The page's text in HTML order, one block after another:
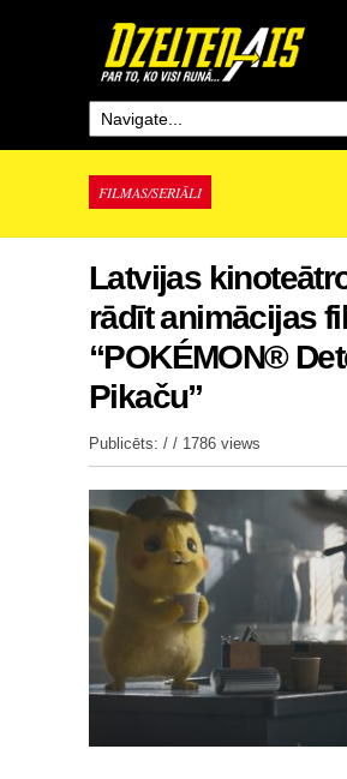
FILMAS/SERIĀLI
Latvijas
rādīt animācijas
“POKÉMON®
Pikaču”
Publicēts: / / 1786 views